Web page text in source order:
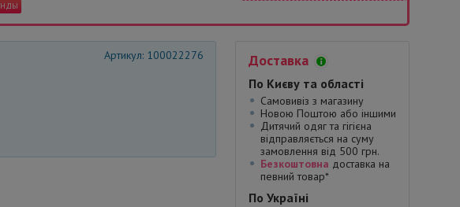
7
Артикул: 100022276 Доставка
По Києву та області
Самовивіз з магазину
Новою Поштою або іншими
Дитячий одяг та гігієна
відправляється на суму
замовлення від 500 грн.
Безкоштовна доставка на
певний товар*
По Україні